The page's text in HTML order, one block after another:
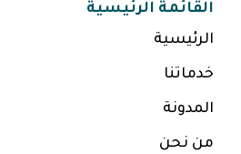
القائمة الرئيسية
الرئيسية
خدماتنا
المدونة
من نحن